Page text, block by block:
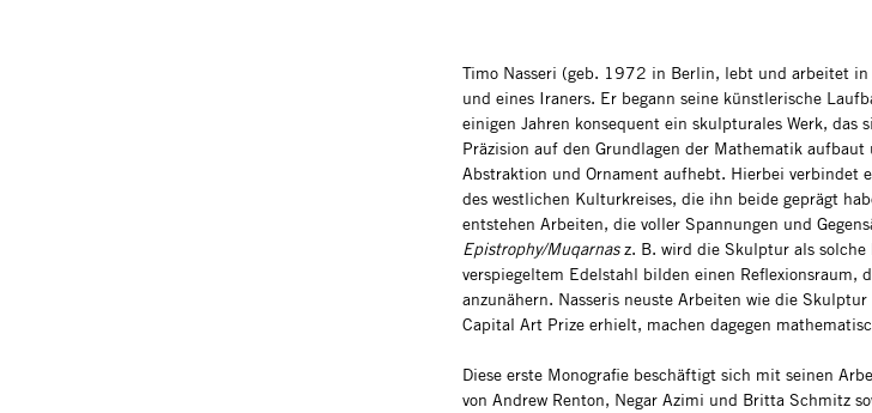
Timo Nasseri (geb. 1972 in Berlin, lebt und arbeitet
und eines Iraners. Er begann seine künstlerische
einigen Jahren konsequent ein skulpturales Werk,
Präzision auf den Grundlagen der Mathematik aufbaut
Abstraktion und Ornament aufhebt. Hierbei verbindet
des westlichen Kulturkreises, die ihn beide geprägt
entstehen Arbeiten, die voller Spannungen und
Epistrophy/Muqarnasz. B. wird die Skulptur als
verspiegeltem Edelstahl bilden einen Reflexionsraum,
anzunähern. Nasseris neuste Arbeiten wie die Skulptur
Capital Art Prize erhielt, machen dagegen
Diese erste Monografie beschäftigt sich mit seinen
von Andrew Renton, Negar Azimi und Britta Schmitz